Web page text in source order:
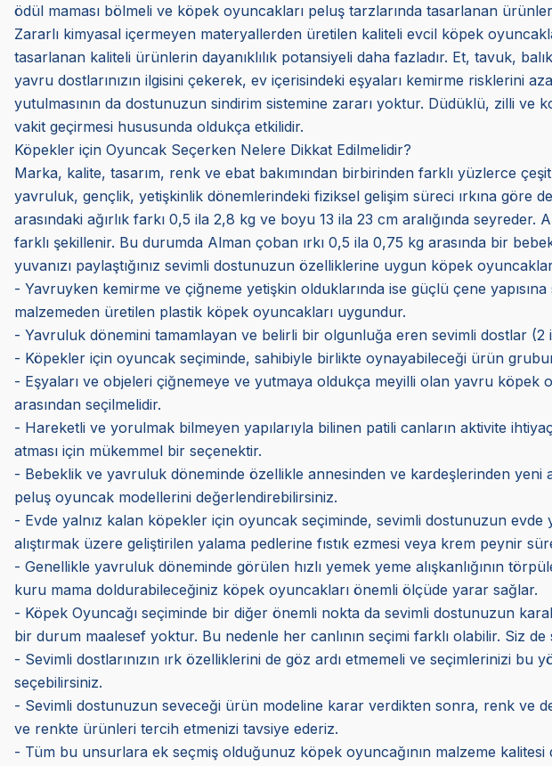
ödül maması bölmeli ve köpek oyuncakları peluş tarzlarında tasarlanan
Zararlı kimyasal içermeyen materyallerden üretilen kaliteli evcil köpek
tasarlanan kaliteli ürünlerin dayanıklılık potansiyeli daha fazladır. Et, tavuk,
yavru dostlarınızın ilgisini çekerek, ev içerisindeki eşyaları kemirme risklerini
yutulmasının da dostunuzun sindirim sistemine zararı yoktur. Düdüklü, zilli ve
vakit geçirmesi hususunda oldukça etkilidir.
Köpekler için Oyuncak Seçerken Nelere Dikkat Edilmelidir?
Marka, kalite, tasarım, renk ve ebat bakımından birbirinden farklı yüzlerce
yavruluk, gençlik, yetişkinlik dönemlerindeki fiziksel gelişim süreci ırkına göre
arasındaki ağırlık farkı 0,5 ila 2,8 kg ve boyu 13 ila 23 cm aralığında
farklı şekillenir. Bu durumda Alman çoban ırkı 0,5 ila 0,75 kg arasında bir
yuvanızı paylaştığınız sevimli dostunuzun özelliklerine uygun köpek
- Yavruyken kemirme ve çiğneme yetişkin olduklarında ise güçlü çene yapısına
malzemeden üretilen plastik köpek oyuncakları uygundur.
- Yavruluk dönemini tamamlayan ve belirli bir olgunluğa eren sevimli dostlar
- Köpekler için oyuncak seçiminde, sahibiyle birlikte oynayabileceği ürün
- Eşyaları ve objeleri çiğnemeye ve yutmaya oldukça meyilli olan yavru
arasından seçilmelidir.
- Hareketli ve yorulmak bilmeyen yapılarıyla bilinen patili canların aktivite
atması için mükemmel bir seçenektir.
- Bebeklik ve yavruluk döneminde özellikle annesinden ve kardeşlerinden yeni
peluş oyuncak modellerini değerlendirebilirsiniz.
- Evde yalnız kalan köpekler için oyuncak seçiminde, sevimli dostunuzun evde
alıştırmak üzere geliştirilen yalama pedlerine fıstık ezmesi veya krem peynir
- Genellikle yavruluk döneminde görülen hızlı yemek yeme alışkanlığının
kuru mama doldurabileceğiniz köpek oyuncakları önemli ölçüde yarar sağlar.
- Köpek Oyuncağı seçiminde bir diğer önemli nokta da sevimli dostunuzun
bir durum maalesef yoktur. Bu nedenle her canlının seçimi farklı olabilir. Siz
- Sevimli dostlarınızın ırk özelliklerini de göz ardı etmemeli ve seçimlerinizi bu
seçebilirsiniz.
- Sevimli dostunuzun seveceği ürün modeline karar verdikten sonra, renk ve
ve renkte ürünleri tercih etmenizi tavsiye ederiz.
- Tüm bu unsurlara ek seçmiş olduğunuz köpek oyuncağının malzeme